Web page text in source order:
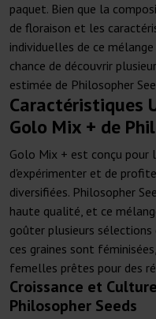
paquet. Bien que la
de floraison et les
individuelles de ce
chance de découvrir
estimée de Philosopher
Caractéristiques
Golo Mix + de
Golo Mix + est conçu pour
d'expérimenter et de
diversifiées. Philosopher
haute qualité, et ce
goûter plusieurs sélections
ces graines sont
femelles prêtes pour des
Croissance et
Philosopher Seeds